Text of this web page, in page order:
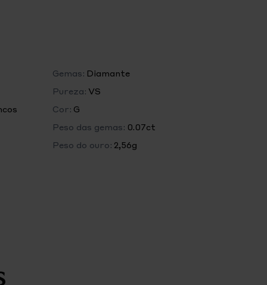
Gemas: Diamante
Pureza: VS
Cor: G
Peso das gemas: 0.07ct
Peso do ouro: 2,56g